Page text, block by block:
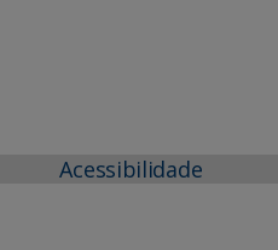
Acessibilidade